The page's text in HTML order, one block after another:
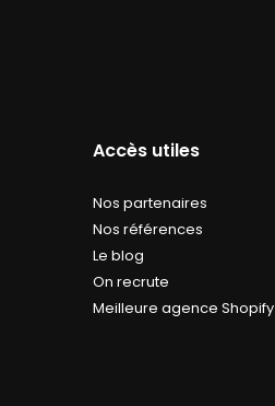
Accès utiles
Nos partenaires
Nos références
Le blog
On recrute
Meilleure agence Shopify